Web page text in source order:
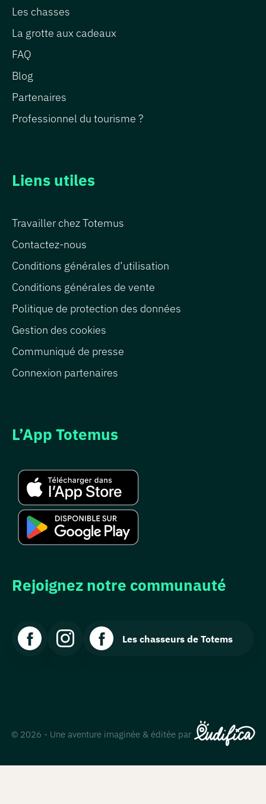
Les chasses
La grotte aux cadeaux
FAQ
Blog
Partenaires
Professionnel du tourisme ?
Liens utiles
Travailler chez Totemus
Contactez-nous
Conditions générales d’utilisation
Conditions générales de vente
Politique de protection des données
Gestion des cookies
Communiqué de presse
Connexion partenaires
L’App Totemus
Rejoignez notre communauté
Les chasseurs de Totems
© 2026 - Une aventure imaginée & éditée par